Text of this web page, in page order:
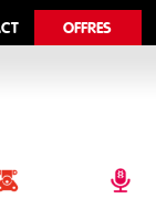
OFFRES